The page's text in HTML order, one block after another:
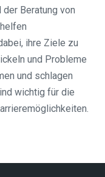
Beratung von
ihre Ziele zu
und Probleme
und schlagen
wichtig für die